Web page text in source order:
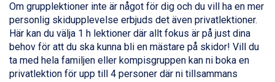
Arabba från 11.045 kr.
La Thuile från 7.045 kr.
Cervinia från 8.245 kr.
Sölden från 12.995 kr.
Passo Tonale från 5.895 kr.
Bad Hofgastein från 8.595 kr.
Om grupplektioner inte är något för dig och du vill ha en mer
personlig skidupplevelse erbjuds det även privatlektioner.
Här kan du välja 1 h lektioner där allt fokus är på just dina
behov för att du ska kunna bli en mästare på skidor! Vill du
ta med hela familjen eller kompisgruppen kan ni boka en
privatlektion för upp till 4 personer där ni tillsammans